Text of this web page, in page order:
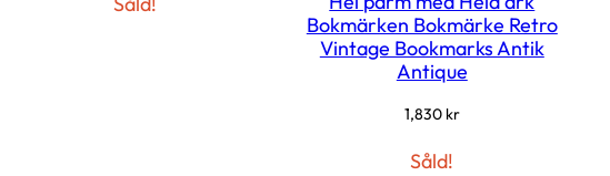
Bokmärken Bokmärke Retro
Vintage Bookmarks Antik
Antique
1,830 kr
Såld!